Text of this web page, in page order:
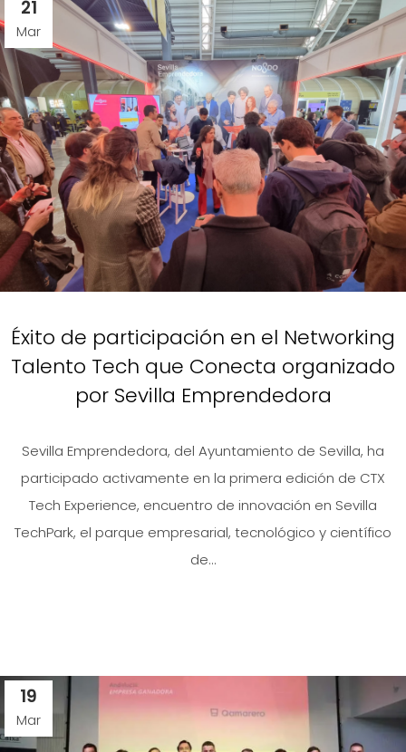
21
Mar
Éxito de participación en el Networking
Talento Tech que Conecta organizado
por Sevilla Emprendedora
Sevilla Emprendedora, del Ayuntamiento de Sevilla, ha
participado activamente en la primera edición de CTX
Tech Experience, encuentro de innovación en Sevilla
TechPark, el parque empresarial, tecnológico y científico
de...
19
Mar